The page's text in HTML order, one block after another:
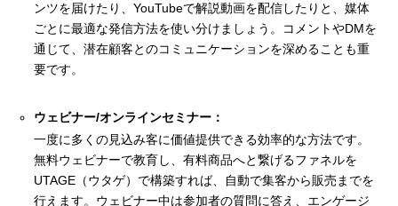
ンツを届けたり、YouTubeで解説動画を配信したりと、媒体
ごとに最適な発信方法を使い分けましょう。コメントやDMを
通じて、潜在顧客とのコミュニケーションを深めることも重
要です。
ウェビナー/オンラインセミナー：
一度に多くの見込み客に価値提供できる効率的な方法です。
無料ウェビナーで教育し、有料商品へと繋げるファネルを
UTAGE（ウタゲ）で構築すれば、自動で集客から販売までを
行えます。ウェビナー中は参加者の質問に答え、エンゲージ